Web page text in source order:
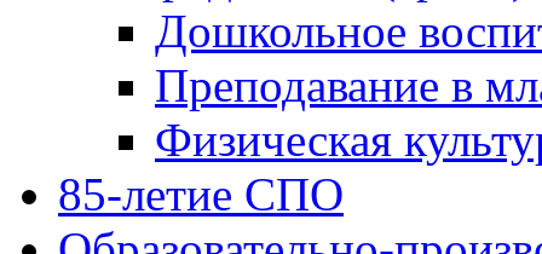
Дошкольное
Преподавание в
Физическая
85-летие СПО